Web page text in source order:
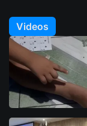
Videos